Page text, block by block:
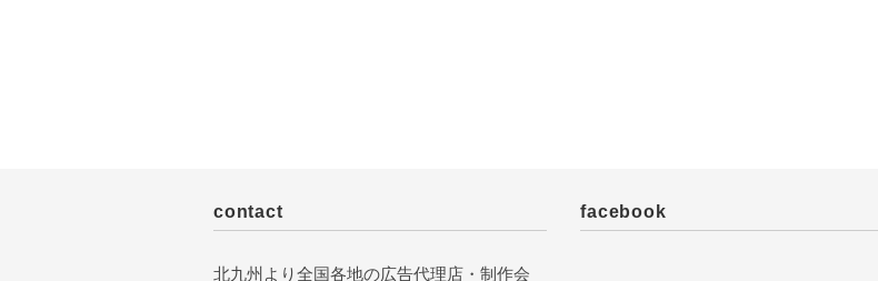
contact
北九州より全国各地の広告代理店・制作会
facebook